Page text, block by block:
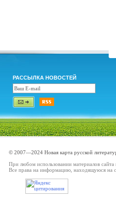
РАССЫЛКА НОВОСТЕЙ
© 2007—2024 Новая карта русской
При любом использовании материалов сайта
Все права на информацию, находящуюся на